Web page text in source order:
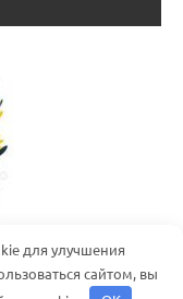
для улучшения
сайтом, вы